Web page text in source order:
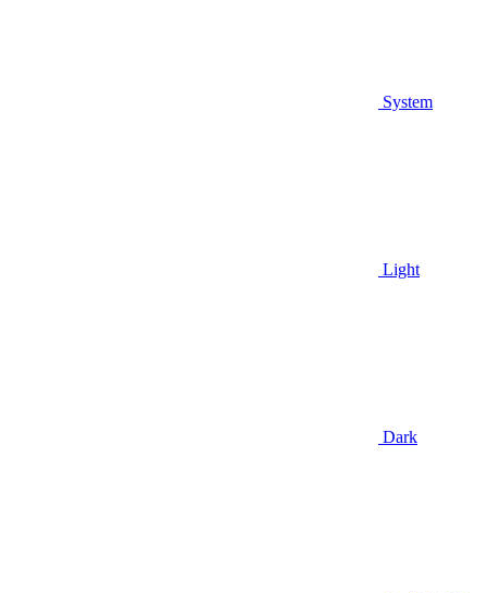
System
Light
Dark